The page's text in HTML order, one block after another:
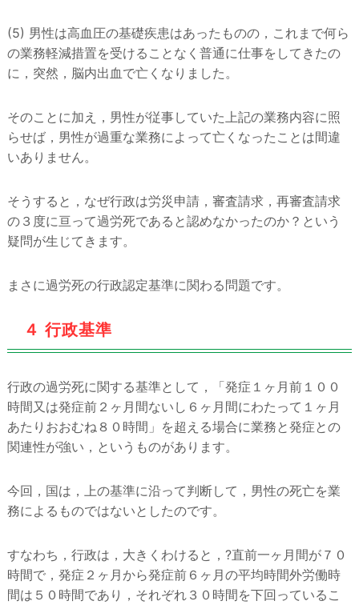
(5) 男性は高血圧の基礎疾患はあったものの，これまで何ら
の業務軽減措置を受けることなく普通に仕事をしてきたの
に，突然，脳内出血で亡くなりました。
そのことに加え，男性が従事していた上記の業務内容に照
らせば，男性が過重な業務によって亡くなったことは間違
いありません。
そうすると，なぜ行政は労災申請，審査請求，再審査請求
の３度に亘って過労死であると認めなかったのか？という
疑問が生じてきます。
まさに過労死の行政認定基準に関わる問題です。
４ 行政基準
行政の過労死に関する基準として，「発症１ヶ月前１００
時間又は発症前２ヶ月間ないし６ヶ月間にわたって１ヶ月
あたりおおむね８０時間」を超える場合に業務と発症との
関連性が強い，というものがあります。
今回，国は，上の基準に沿って判断して，男性の死亡を業
務によるものではないとしたのです。
すなわち，行政は，大きくわけると，?直前一ヶ月間が７０
時間で，発症２ヶ月から発症前６ヶ月の平均時間外労働時
間は５０時間であり，それぞれ３０時間を下回っているこ